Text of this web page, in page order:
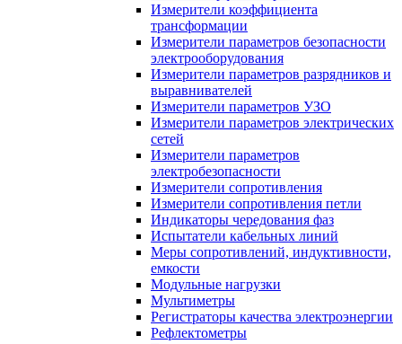
Измерители коэффициента
трансформации
Измерители параметров безопасности
электрооборудования
Измерители параметров разрядников и
выравнивателей
Измерители параметров УЗО
Измерители параметров электрических
сетей
Измерители параметров
электробезопасности
Измерители сопротивления
Измерители сопротивления петли
Индикаторы чередования фаз
Испытатели кабельных линий
Меры сопротивлений, индуктивности,
емкости
Модульные нагрузки
Мультиметры
Регистраторы качества электроэнергии
Рефлектометры